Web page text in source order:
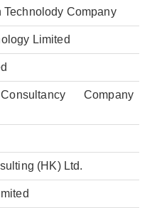
Technolody Company
Limited
Company
(HK) Ltd.